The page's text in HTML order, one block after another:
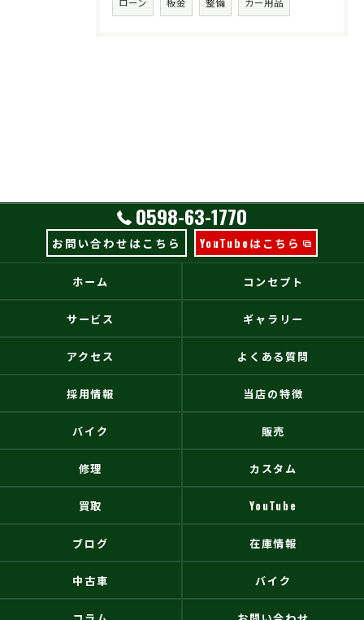
0598-63-1770
お問い合わせはこちら YouTubeはこちら
ホーム コンセプト
サービス ギャラリー
アクセス よくある質問
採用情報 当店の特徴
バイク 販売
修理 カスタム
買取 YouTube
ブログ 在庫情報
中古車 バイク